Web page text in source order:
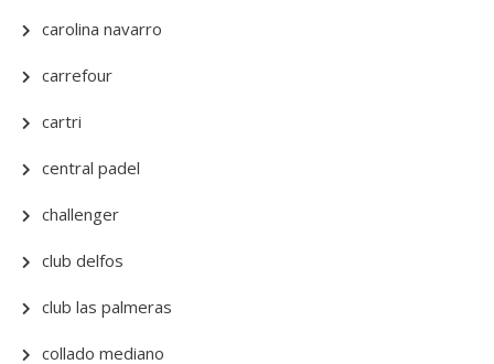
carolina navarro
carrefour
cartri
central padel
challenger
club delfos
club las palmeras
collado mediano